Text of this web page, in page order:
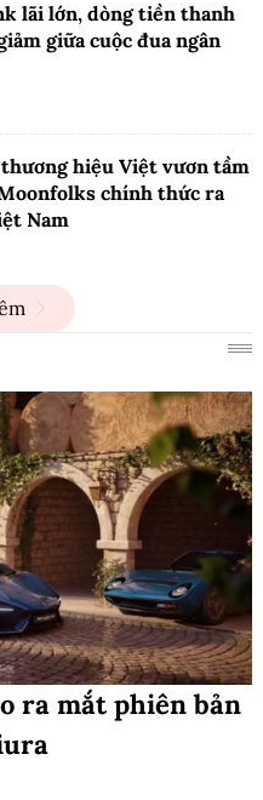
lãi lớn, dòng tiền thanh
giữa cuộc đua ngân
hiệu Việt vươn tầm
chính thức ra
Nam
ra mắt phiên bản